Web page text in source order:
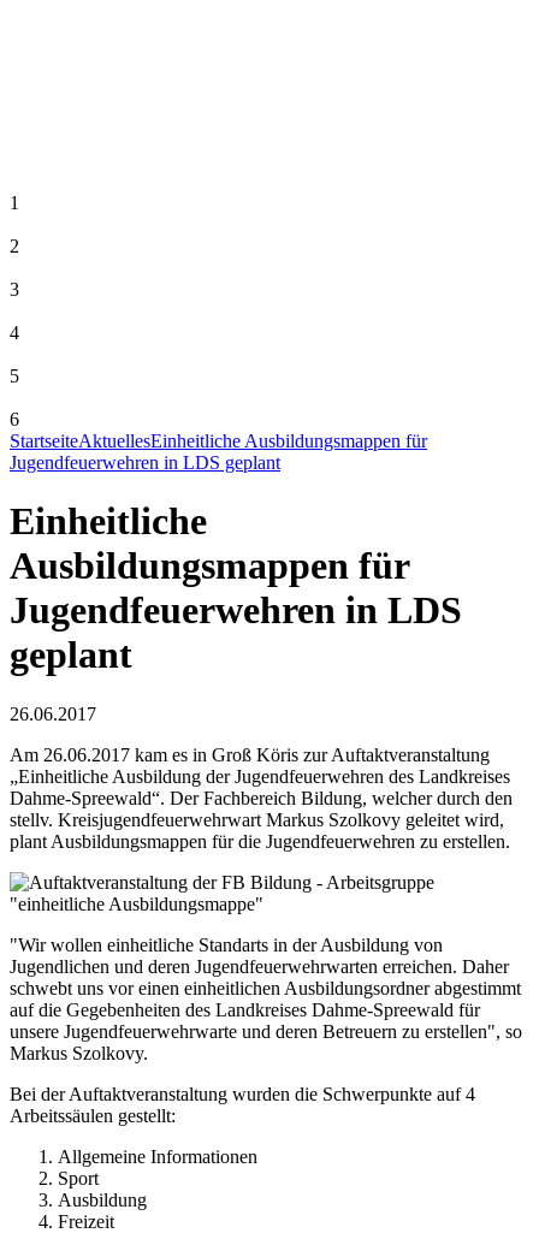
1
2
3
4
5
6
StartseiteAktuellesEinheitliche Ausbildungsmappen für
Jugendfeuerwehren in LDS geplant
Einheitliche
Ausbildungsmappen für
Jugendfeuerwehren in LDS
geplant
26.06.2017
Am 26.06.2017 kam es in Groß Köris zur Auftaktveranstaltung
„Einheitliche Ausbildung der Jugendfeuerwehren des Landkreises
Dahme-Spreewald“. Der Fachbereich Bildung, welcher durch den
stellv. Kreisjugendfeuerwehrwart Markus Szolkovy geleitet wird,
plant Ausbildungsmappen für die Jugendfeuerwehren zu erstellen.
"Wir wollen einheitliche Standarts in der Ausbildung von
Jugendlichen und deren Jugendfeuerwehrwarten erreichen. Daher
schwebt uns vor einen einheitlichen Ausbildungsordner abgestimmt
auf die Gegebenheiten des Landkreises Dahme-Spreewald für
unsere Jugendfeuerwehrwarte und deren Betreuern zu erstellen", so
Markus Szolkovy.
Bei der Auftaktveranstaltung wurden die Schwerpunkte auf 4
Arbeitssäulen gestellt:
Allgemeine Informationen
Sport
Ausbildung
Freizeit